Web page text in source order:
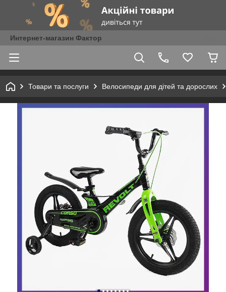
Интернет-магазин Фактор
Товари та послуги Велосипеди для дітей та дорослих